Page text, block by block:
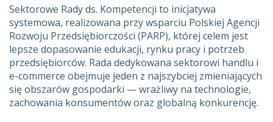
Sektorowe Rady ds. Kompetencji to inicjatywa
systemowa, realizowana przy wsparciu Polskiej Agencji
Rozwoju Przedsiębiorczości (PARP), której celem jest
lepsze dopasowanie edukacji, rynku pracy i potrzeb
przedsiębiorców. Rada dedykowana sektorowi handlu i
e-commerce obejmuje jeden z najszybciej zmieniających
się obszarów gospodarki — wrażliwy na technologie,
zachowania konsumentów oraz globalną konkurencję.